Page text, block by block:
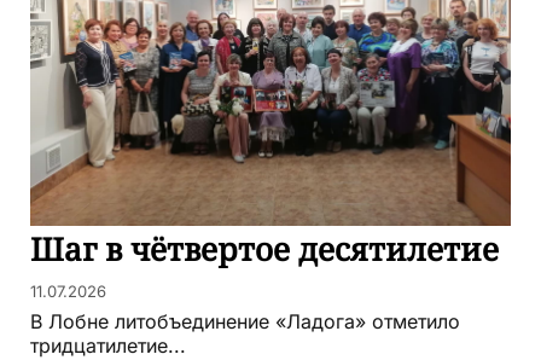
Шаг в чётвертое десятилетие
11.07.2026
В Лобне литобъединение «Ладога» отметило
тридцатилетие...